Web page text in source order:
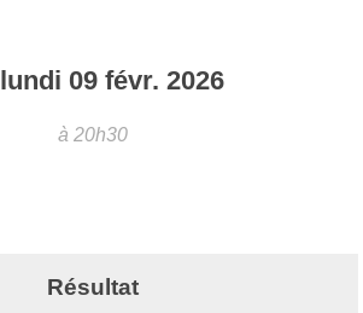
lundi 09 févr. 2026
à 20h30
Résultat